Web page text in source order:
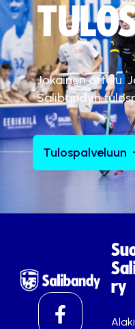
Jokainen ottelu.
Salibandyn
Tulospalveluun
ry